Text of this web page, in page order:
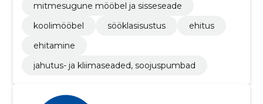
mitmesugune mööbel ja sisseseade
koolimööbel
sööklasisustus
ehitus
ehitamine
jahutus- ja kliimaseaded, soojuspumbad